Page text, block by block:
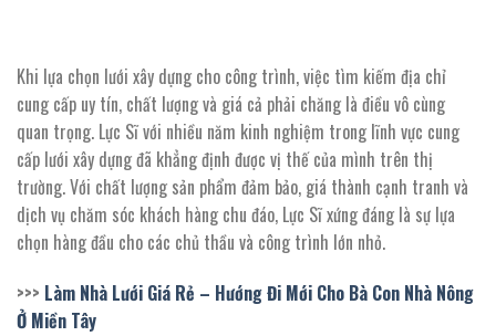
Khi lựa chọn lưới xây dựng cho công trình, việc tìm kiếm địa chỉ
cung cấp uy tín, chất lượng và giá cả phải chăng là điều vô cùng
quan trọng. Lực Sĩ với nhiều năm kinh nghiệm trong lĩnh vực cung
cấp lưới xây dựng đã khẳng định được vị thế của mình trên thị
trường. Với chất lượng sản phẩm đảm bảo, giá thành cạnh tranh và
dịch vụ chăm sóc khách hàng chu đáo, Lực Sĩ xứng đáng là sự lựa
chọn hàng đầu cho các chủ thầu và công trình lớn nhỏ.
>>> Làm Nhà Lưới Giá Rẻ – Hướng Đi Mới Cho Bà Con Nhà Nông
Ở Miền Tây